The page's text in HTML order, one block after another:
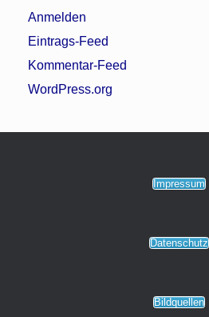
Anmelden
Eintrags-Feed
Kommentar-Feed
WordPress.org
Impressum
Datenschutz
Bildquellen